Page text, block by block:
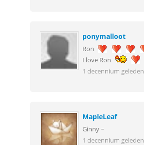
ponymalloot
Ron
I love Ron
1 decennium geleden
MapleLeaf
Ginny ~
1 decennium geleden